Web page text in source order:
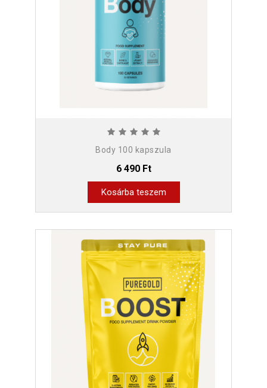
Body 100 kapszula
6 490 Ft
Kosárba teszem